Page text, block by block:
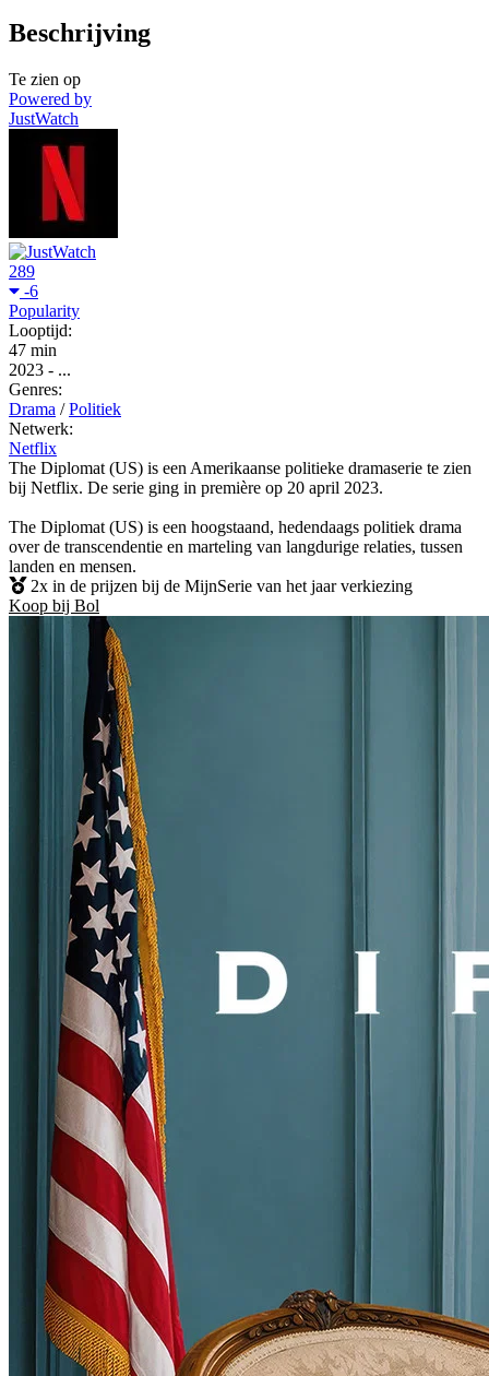
Beschrijving
Te zien op
Powered by
JustWatch
289
-6
Popularity
Looptijd:
47 min
2023 - ...
Genres:
Drama / Politiek
Netwerk:
Netflix
The Diplomat (US) is een Amerikaanse politieke dramaserie te zien
bij Netflix. De serie ging in première op 20 april 2023.
The Diplomat (US) is een hoogstaand, hedendaags politiek drama
over de transcendentie en marteling van langdurige relaties, tussen
landen en mensen.
2x in de prijzen bij de MijnSerie van het jaar verkiezing
Koop bij Bol